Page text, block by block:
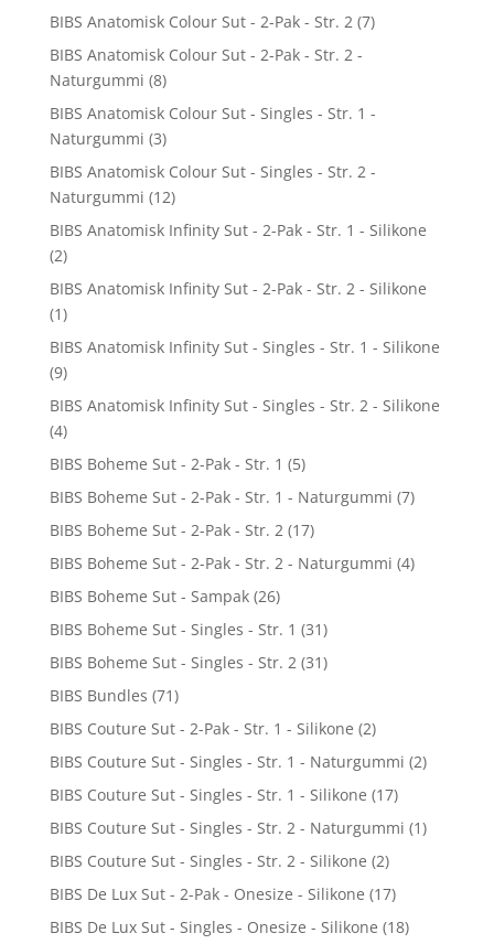
BIBS Anatomisk Colour Sut - 2-Pak - Str. 2 (7)
BIBS Anatomisk Colour Sut - 2-Pak - Str. 2 -
Naturgummi (8)
BIBS Anatomisk Colour Sut - Singles - Str. 1 -
Naturgummi (3)
BIBS Anatomisk Colour Sut - Singles - Str. 2 -
Naturgummi (12)
BIBS Anatomisk Infinity Sut - 2-Pak - Str. 1 - Silikone
(2)
BIBS Anatomisk Infinity Sut - 2-Pak - Str. 2 - Silikone
(1)
BIBS Anatomisk Infinity Sut - Singles - Str. 1 - Silikone
(9)
BIBS Anatomisk Infinity Sut - Singles - Str. 2 - Silikone
(4)
BIBS Boheme Sut - 2-Pak - Str. 1 (5)
BIBS Boheme Sut - 2-Pak - Str. 1 - Naturgummi (7)
BIBS Boheme Sut - 2-Pak - Str. 2 (17)
BIBS Boheme Sut - 2-Pak - Str. 2 - Naturgummi (4)
BIBS Boheme Sut - Sampak (26)
BIBS Boheme Sut - Singles - Str. 1 (31)
BIBS Boheme Sut - Singles - Str. 2 (31)
BIBS Bundles (71)
BIBS Couture Sut - 2-Pak - Str. 1 - Silikone (2)
BIBS Couture Sut - Singles - Str. 1 - Naturgummi (2)
BIBS Couture Sut - Singles - Str. 1 - Silikone (17)
BIBS Couture Sut - Singles - Str. 2 - Naturgummi (1)
BIBS Couture Sut - Singles - Str. 2 - Silikone (2)
BIBS De Lux Sut - 2-Pak - Onesize - Silikone (17)
BIBS De Lux Sut - Singles - Onesize - Silikone (18)